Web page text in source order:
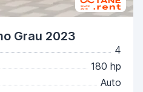
Grau 2023
4
180 hp
Auto